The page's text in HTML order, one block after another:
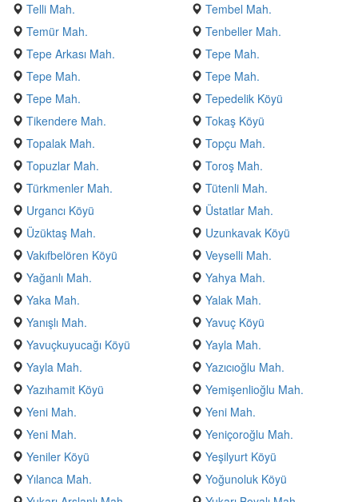
Telli Mah.
Tembel Mah.
Temür Mah.
Tenbeller Mah.
Tepe Arkası Mah.
Tepe Mah.
Tepe Mah.
Tepe Mah.
Tepe Mah.
Tepedelik Köyü
Tikendere Mah.
Tokaş Köyü
Topalak Mah.
Topçu Mah.
Topuzlar Mah.
Toroş Mah.
Türkmenler Mah.
Tütenli Mah.
Urgancı Köyü
Üstatlar Mah.
Üzüktaş Mah.
Uzunkavak Köyü
Vakıfbelören Köyü
Veyselli Mah.
Yağanlı Mah.
Yahya Mah.
Yaka Mah.
Yalak Mah.
Yanışlı Mah.
Yavuç Köyü
Yavuçkuyucağı Köyü
Yayla Mah.
Yayla Mah.
Yazıcıoğlu Mah.
Yazıhamit Köyü
Yemişenlioğlu Mah.
Yeni Mah.
Yeni Mah.
Yeni Mah.
Yeniçoroğlu Mah.
Yeniler Köyü
Yeşilyurt Köyü
Yılanca Mah.
Yoğunoluk Köyü